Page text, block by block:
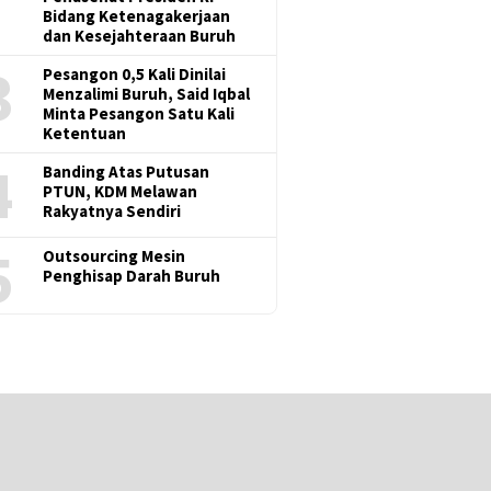
Bidang Ketenagakerjaan
dan Kesejahteraan Buruh
Pesangon 0,5 Kali Dinilai
Menzalimi Buruh, Said Iqbal
Minta Pesangon Satu Kali
Ketentuan
Banding Atas Putusan
PTUN, KDM Melawan
Rakyatnya Sendiri
Outsourcing Mesin
Penghisap Darah Buruh